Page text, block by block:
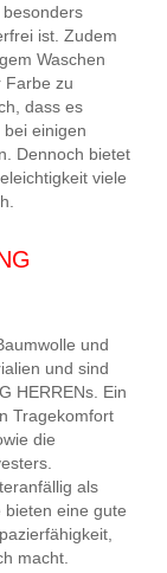
besonders
ist. Zudem
Waschen
Farbe zu
dass es
einigen
Dennoch bietet
viele
und
und sind
HERRENs. Ein
Tragekomfort
die
als
bieten eine gute
macht.